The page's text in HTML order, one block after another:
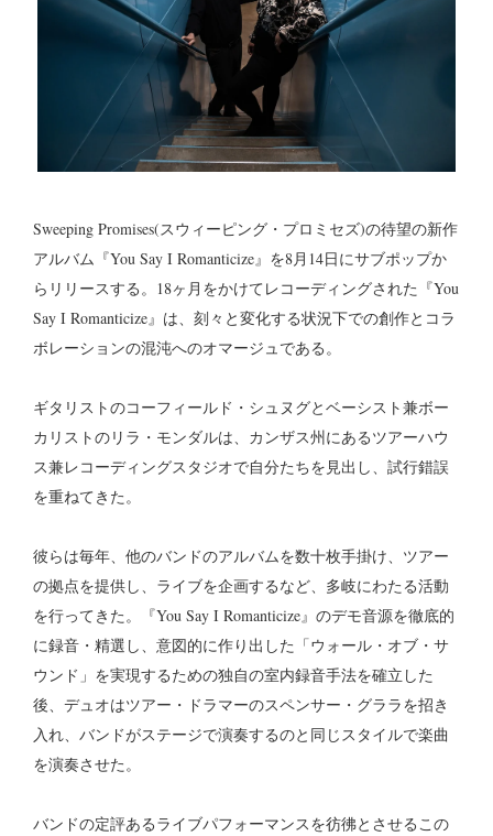
Sweeping Promises(スウィーピング・プロミセズ)の待望の新作
アルバム『You Say I Romanticize』を8月14日にサブポップか
らリリースする。18ヶ月をかけてレコーディングされた『You
Say I Romanticize』は、刻々と変化する状況下での創作とコラ
ボレーションの混沌へのオマージュである。
ギタリストのコーフィールド・シュヌグとベーシスト兼ボー
カリストのリラ・モンダルは、カンザス州にあるツアーハウ
ス兼レコーディングスタジオで自分たちを見出し、試行錯誤
を重ねてきた。
彼らは毎年、他のバンドのアルバムを数十枚手掛け、ツアー
の拠点を提供し、ライブを企画するなど、多岐にわたる活動
を行ってきた。『You Say I Romanticize』のデモ音源を徹底的
に録音・精選し、意図的に作り出した「ウォール・オブ・サ
ウンド」を実現するための独自の室内録音手法を確立した
後、デュオはツアー・ドラマーのスペンサー・グララを招き
入れ、バンドがステージで演奏するのと同じスタイルで楽曲
を演奏させた。
バンドの定評あるライブパフォーマンスを彷彿とさせるこの